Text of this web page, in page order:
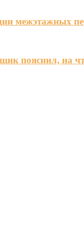
межэтажных
пояснил, на